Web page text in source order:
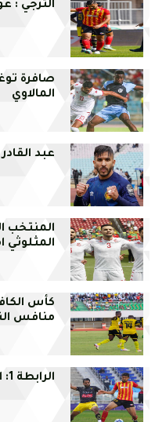
الترجي :
صافرة
المالاوي
عبد
المنتخب
المثلوثي
كأس
منافس
الرابطة 1: الترجي والمنستير اليد في اليد